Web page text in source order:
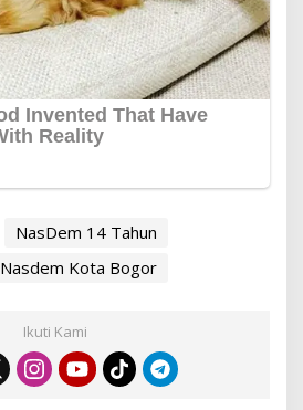
NasDem 14 Tahun
Nasdem Kota Bogor
Ikuti Kami